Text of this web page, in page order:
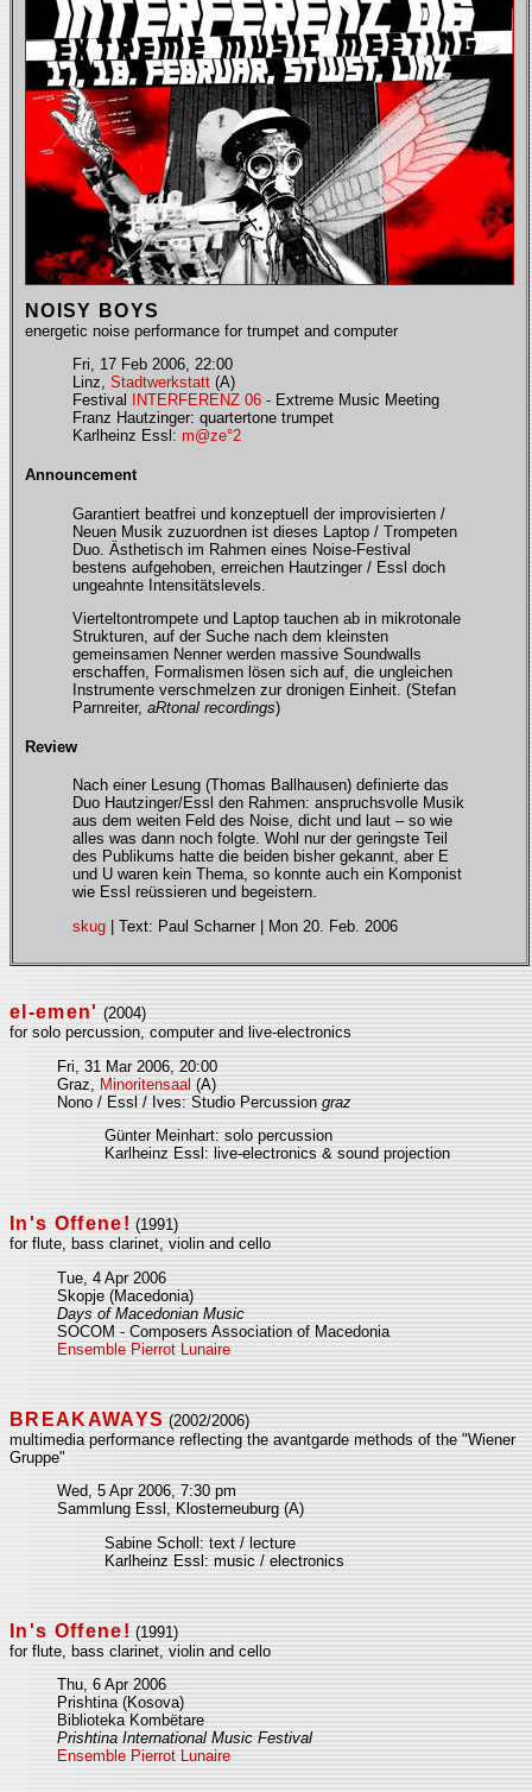
NOISY BOYS
energetic noise performance for trumpet and computer
Fri, 17 Feb 2006, 22:00
Linz, Stadtwerkstatt (A)
Festival
INTERFERENZ 06 - Extreme Music Meeting
Franz Hautzinger: quartertone trumpet
Karlheinz Essl: m@ze°2
Announcement
Garantiert beatfrei und konzeptuell der improvisierten /
Neuen Musik zuzuordnen ist dieses Laptop / Trompeten
Duo. Ästhetisch im Rahmen eines Noise-Festival
bestens aufgehoben, erreichen Hautzinger / Essl doch
ungeahnte Intensitätslevels.
Vierteltontrompete und Laptop tauchen ab in mikrotonale
Strukturen, auf der Suche nach dem kleinsten
gemeinsamen Nenner werden massive Soundwalls
erschaffen, Formalismen lösen sich auf, die ungleichen
Instrumente verschmelzen zur dronigen Einheit. (Stefan
Parnreiter, aRtonal recordings)
Review
Nach einer Lesung (Thomas Ballhausen) definierte das
Duo Hautzinger/Essl den Rahmen: anspruchsvolle Musik
aus dem weiten Feld des Noise, dicht und laut – so wie
alles was dann noch folgte. Wohl nur der geringste Teil
des Publikums hatte die beiden bisher gekannt, aber E
und U waren kein Thema, so konnte auch ein Komponist
wie Essl reüssieren und begeistern.
skug | Text: Paul Scharner | Mon 20. Feb. 2006
el-emen' (2004)
for solo percussion, computer and live-electronics
Fri, 31 Mar 2006, 20:00
Graz, Minoritensaal (A)
Nono / Essl / Ives: Studio Percussion graz
Günter Meinhart: solo percussion
Karlheinz Essl: live-electronics & sound projection
In's Offene! (1991)
for flute, bass clarinet, violin and cello
Tue, 4 Apr 2006
Skopje (Macedonia)
Days of Macedonian Music
SOCOM - Composers Association of Macedonia
Ensemble Pierrot Lunaire
BREAKAWAYS (2002/2006)
multimedia performance reflecting the avantgarde methods of the "Wiener
Gruppe"
Wed, 5 Apr 2006, 7:30 pm
Sammlung Essl, Klosterneuburg (A)
Sabine Scholl: text / lecture
Karlheinz Essl: music / electronics
In's Offene! (1991)
for flute, bass clarinet, violin and cello
Thu, 6 Apr 2006
Prishtina (Kosova)
Biblioteka Kombëtare
Prishtina International Music Festival
Ensemble Pierrot Lunaire